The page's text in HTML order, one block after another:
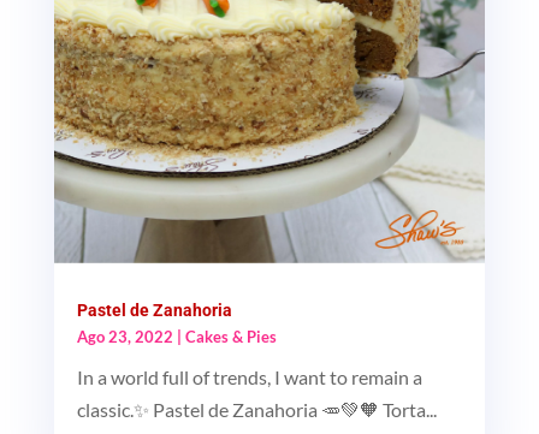
Pastel de Zanahoria
Ago 23, 2022
Cakes & Pies
In a world full of trends, I want to remain a
classic.✨ Pastel de Zanahoria 🥕💚🧡 Torta...